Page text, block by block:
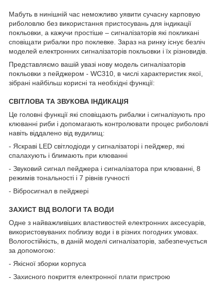
Мабуть в нинішній час неможливо уявити сучасну карповую
риболовлю без використання пристосувань для індикації
покльовки, а кажучи простіше – сигналізаторів які покликані
сповіщати рибалки про поклевке. Зараз на ринку існує безліч
моделей електронних сигналізаторів покльовки і їх різновидів.
Представляємо вашій увазі нову модель сигналізаторів
покльовки з пейджером - WC310, в числі характеристик якої,
зібрані найбільш корисні та необхідні функції:
СВІТЛОВА ТА ЗВУКОВА ІНДИКАЦІЯ
Це головні функції які сповіщають рибалки і сигналізують про
клюванні риби і допомагають контролювати процес риболовлі
навіть віддалено від вудилищ:
- Яскраві LED світлодіоди у сигналізаторі і пейджер, які
спалахують і блимають при клюванні
- Звуковий сигнал пейджера і сигналізатора при клюванні, 8
режимів тональності і 7 рівнів гучності
- Вібросигнал в пейджері
ЗАХИСТ ВІД ВОЛОГИ ТА ВОДИ
Одне з найважливіших властивостей електронних аксесуарів,
використовуваних поблизу води і в різних погодних умовах.
Вологостійкість, в даній моделі сигналізаторів, забезпечується
за допомогою:
- Якісної зборки корпуса
- Захисного покриття електронної плати пристрою